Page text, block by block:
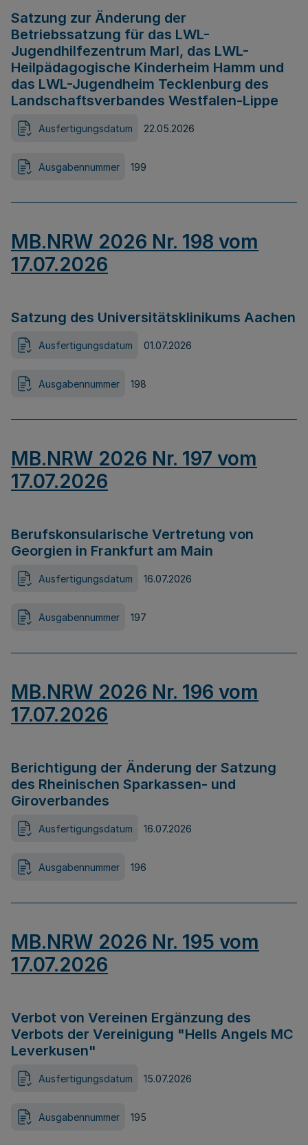
Satzung zur Änderung der
Betriebssatzung für das LWL-
Jugendhilfezentrum Marl, das LWL-
Heilpädagogische Kinderheim Hamm und
das LWL-Jugendheim Tecklenburg des
Landschaftsverbandes Westfalen-Lippe
Ausfertigungsdatum 22.05.2026
Ausgabennummer 199
MB.NRW 2026 Nr. 198 vom
17.07.2026
Satzung des Universitätsklinikums Aachen
Ausfertigungsdatum 01.07.2026
Ausgabennummer 198
MB.NRW 2026 Nr. 197 vom
17.07.2026
Berufskonsularische Vertretung von
Georgien in Frankfurt am Main
Ausfertigungsdatum 16.07.2026
Ausgabennummer 197
MB.NRW 2026 Nr. 196 vom
17.07.2026
Berichtigung der Änderung der Satzung
des Rheinischen Sparkassen- und
Giroverbandes
Ausfertigungsdatum 16.07.2026
Ausgabennummer 196
MB.NRW 2026 Nr. 195 vom
17.07.2026
Verbot von Vereinen Ergänzung des
Verbots der Vereinigung "Hells Angels MC
Leverkusen"
Ausfertigungsdatum 15.07.2026
Ausgabennummer 195